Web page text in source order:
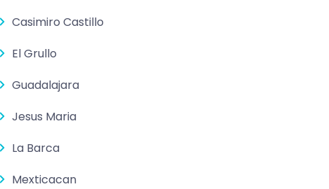
Casimiro Castillo
El Grullo
Guadalajara
Jesus Maria
La Barca
Mexticacan